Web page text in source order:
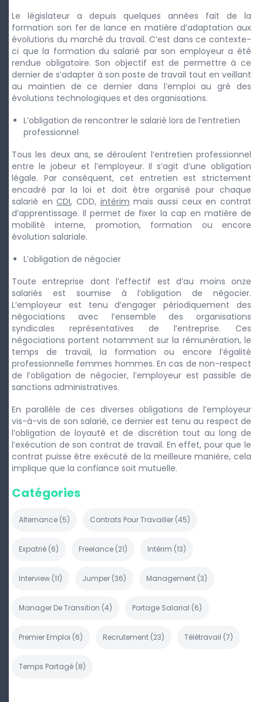
Le législateur a depuis quelques années fait de la
formation son fer de lance en matière d’adaptation aux
évolutions du marché du travail. C’est dans ce contexte-
ci que la formation du salarié par son employeur a été
rendue obligatoire. Son objectif est de permettre à ce
dernier de s’adapter à son poste de travail tout en veillant
au maintien de ce dernier dans l’emploi au gré des
évolutions technologiques et des organisations.
L’obligation de rencontrer le salarié lors de l’entretien
professionnel
Tous les deux ans, se déroulent l’entretien professionnel
entre le jobeur et l’employeur. Il s’agit d’une obligation
légale. Par conséquent, cet entretien est strictement
encadré par la loi et doit être organisé pour chaque
salarié enCDI, CDD, intérim mais aussi ceux en contrat
d’apprentissage. Il permet de fixer la cap en matière de
mobilité interne, promotion, formation ou encore
évolution salariale.
L’obligation de négocier
Toute entreprise dont l’effectif est d’au moins onze
salariés est soumise à l’obligation de négocier.
L’employeur est tenu d’engager périodiquement des
négociations avec l’ensemble des organisations
syndicales représentatives de l’entreprise. Ces
négociations portent notamment sur la rémunération, le
temps de travail, la formation ou encore l’égalité
professionnelle femmes hommes. En cas de non-respect
de l’obligation de négocier, l’employeur est passible de
sanctions administratives.
En parallèle de ces diverses obligations de l’employeur
vis-à-vis de son salarié, ce dernier est tenu au respect de
l’obligation de loyauté et de discrétion tout au long de
l’exécution de son contrat de travail. En effet, pour que le
contrat puisse être exécuté de la meilleure manière, cela
implique que la confiance soit mutuelle.
Catégories
Alternance (5) Contrats Pour Travailler (45)
Expatrié (6) Freelance (21) Intérim (13)
Interview (11) Jumper (36) Management (3)
Manager De Transition (4) Portage Salarial (6)
Premier Emploi (6) Recrutement (23) Télétravail (7)
Temps Partagé (8)